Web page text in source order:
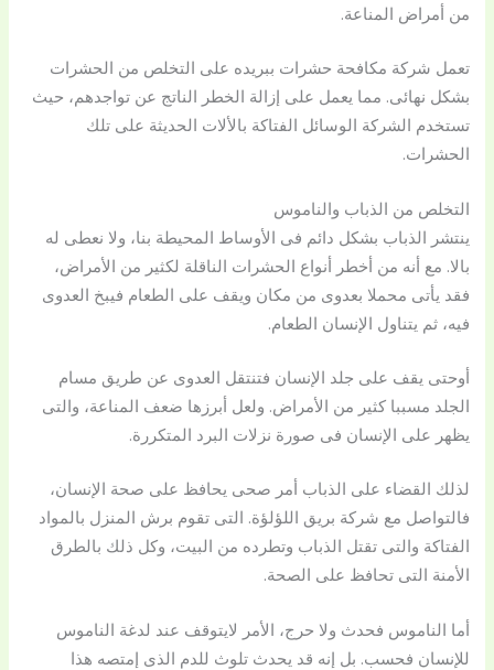
من أمراض المناعة.
تعمل شركة مكافحة حشرات ببريده على التخلص من الحشرات
بشكل نهائى. مما يعمل على إزالة الخطر الناتج عن تواجدهم، حيث
تستخدم الشركة الوسائل الفتاكة بالألات الحديثة على تلك
الحشرات.
التخلص من الذباب والناموس
ينتشر الذباب بشكل دائم فى الأوساط المحيطة بنا، ولا نعطى له
بالا. مع أنه من أخطر أنواع الحشرات الناقلة لكثير من الأمراض،
فقد يأتى محملا بعدوى من مكان ويقف على الطعام فيبخ العدوى
فيه، ثم يتناول الإنسان الطعام.
أوحتى يقف على جلد الإنسان فتنتقل العدوى عن طريق مسام
الجلد مسببا كثير من الأمراض. ولعل أبرزها ضعف المناعة، والتى
يظهر على الإنسان فى صورة نزلات البرد المتكررة.
لذلك القضاء على الذباب أمر صحى يحافظ على صحة الإنسان،
فالتواصل مع شركة بريق اللؤلؤة. التى تقوم برش المنزل بالمواد
الفتاكة والتى تقتل الذباب وتطرده من البيت، وكل ذلك بالطرق
الأمنة التى تحافظ على الصحة.
أما الناموس فحدث ولا حرج، الأمر لايتوقف عند لدغة الناموس
للإنسان فحسب. بل إنه قد يحدث تلوث للدم الذى إمتصه هذا